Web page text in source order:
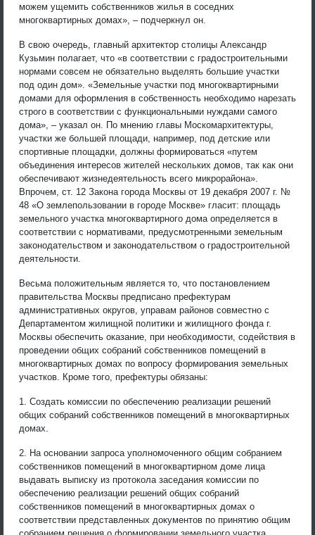
можем ущемить собственников жилья в соседних
многоквартирных домах», – подчеркнул он.
В свою очередь, главный архитектор столицы Александр
Кузьмин полагает, что «в соответствии с градостроительными
нормами совсем не обязательно выделять большие участки
под один дом». «Земельные участки под многоквартирными
домами для оформления в собственность необходимо нарезать
строго в соответствии с функциональными нуждами самого
дома», – указал он. По мнению главы Москомархитектуры,
участки же большей площади, например, под детские или
спортивные площадки, должны формироваться «путем
объединения интересов жителей нескольких домов, так как они
обеспечивают жизнедеятельность всего микрорайона».
Впрочем, ст. 12 Закона города Москвы от 19 декабря 2007 г. №
48 «О землепользовании в городе Москве» гласит: площадь
земельного участка многоквартирного дома определяется в
соответствии с нормативами, предусмотренными земельным
законодательством и законодательством о градостроительной
деятельности.
Весьма положительным является то, что постановлением
правительства Москвы предписано префектурам
административных округов, управам районов совместно с
Департаментом жилищной политики и жилищного фонда г.
Москвы обеспечить оказание, при необходимости, содействия в
проведении общих собраний собственников помещений в
многоквартирных домах по вопросу формирования земельных
участков. Кроме того, префектуры обязаны:
1. Создать комиссии по обеспечению реализации решений
общих собраний собственников помещений в многоквартирных
домах.
2. На основании запроса уполномоченного общим собранием
собственников помещений в многоквартирном доме лица
выдавать выписку из протокола заседания комиссии по
обеспечению реализации решений общих собраний
собственников помещений в многоквартирных домах о
соответствии представленных документов по принятию общим